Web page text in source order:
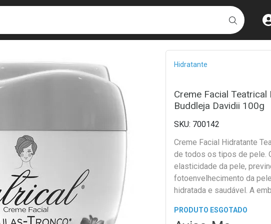
BUSCAR
Breadcrumb
Hidratante
Creme Facial
Buddleja Davidii 100g
700142
Creme Facial Hidratante
de todos os tipos de pele.
elasticidade da pele,
fotoenvelhecimento da
hidratada e saudável. A
PRODUTO ESGOTADO